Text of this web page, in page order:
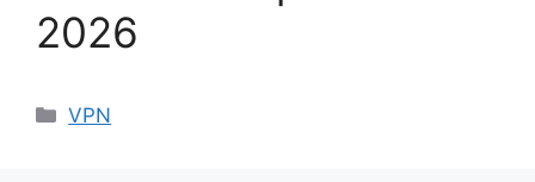
2026
Categorias
VPN